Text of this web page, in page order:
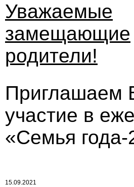
Уважаемые
замещающие
родители!
Приглашаем
участие в
«Семья года-
15.09.2021